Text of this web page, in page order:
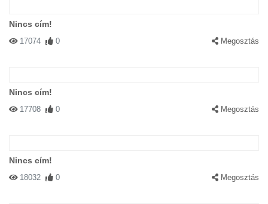
Nincs cím!
17074 0 Megosztás
Nincs cím!
17708 0 Megosztás
Nincs cím!
18032 0 Megosztás